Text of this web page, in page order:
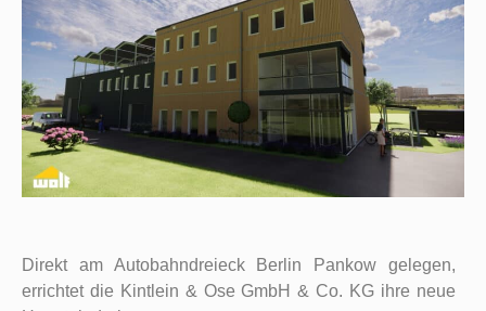
Direkt am Autobahndreieck Berlin Pankow gelegen,
errichtet die Kintlein & Ose GmbH & Co. KG ihre neue